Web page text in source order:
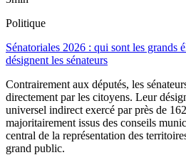
Politique
Sénatoriales 2026 : qui sont les grands
désignent les sénateurs
Contrairement aux députés, les
directement par les citoyens. Leur
universel indirect exercé par près de
majoritairement issus des conseils
central de la représentation des
grand public.